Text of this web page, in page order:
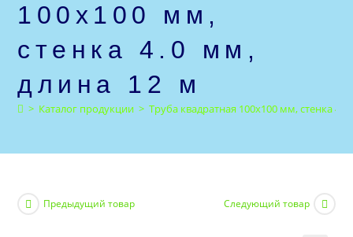
100х100 мм,
стенка 4.0 мм,
длина 12 м
> Каталог продукции > Труба квадратная 100х100 мм, стенка
Предыдущий товар Следующий товар